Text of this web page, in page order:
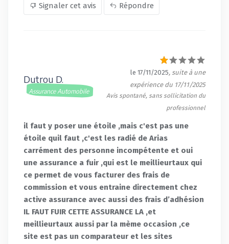
Signaler cet avis Répondre
Dutrou D.
Assurance Automobile
le 17/11/2025, suite à une
expérience du 17/11/2025
Avis spontané, sans sollicitation du
professionnel
il faut y poser une étoile ,mais c'est pas une
étoile quil faut ,c'est les radié de Arias
carrément des personne incompétente et oui
une assurance a fuir ,qui est le meillieurtaux qui
ce permet de vous facturer des frais de
commission et vous entraine directement chez
active assurance avec aussi des frais d’adhésion
IL FAUT FUIR CETTE ASSURANCE LA ,et
meillieurtaux aussi par la mème occasion ,ce
site est pas un comparateur et les sites